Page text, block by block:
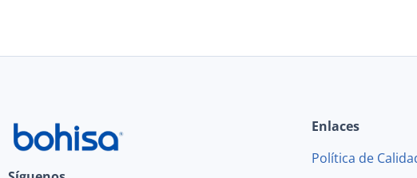
Enlaces
Política de